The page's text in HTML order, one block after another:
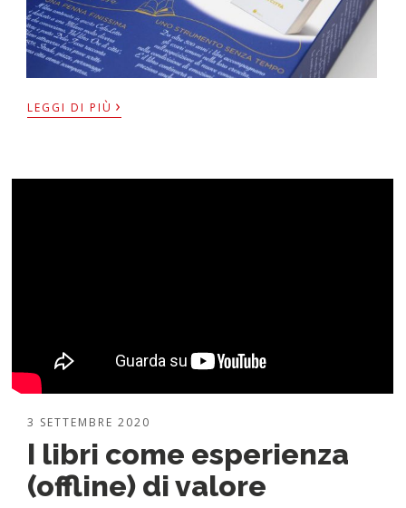
LEGGI DI PIÙ ›
3 SETTEMBRE 2020
I libri come esperienza
(offline) di valore